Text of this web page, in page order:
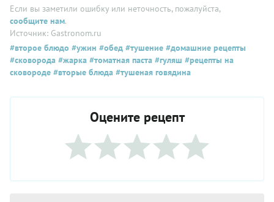
Если вы заметили ошибку или неточность, пожалуйста,
сообщите нам.
Источник: Gastronom.ru
#второе блюдо #ужин #обед #тушение #домашние рецепты
#сковорода #жарка #томатная паста #гуляш #рецепты на
сковороде #вторые блюда #тушеная говядина
Оцените рецепт